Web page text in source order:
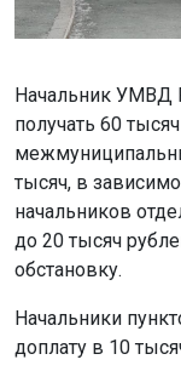
Начальник УМВД
получать 60
тысяч, в
начальников
до 20 тысяч
обстановку.
Начальники
доплату в 10